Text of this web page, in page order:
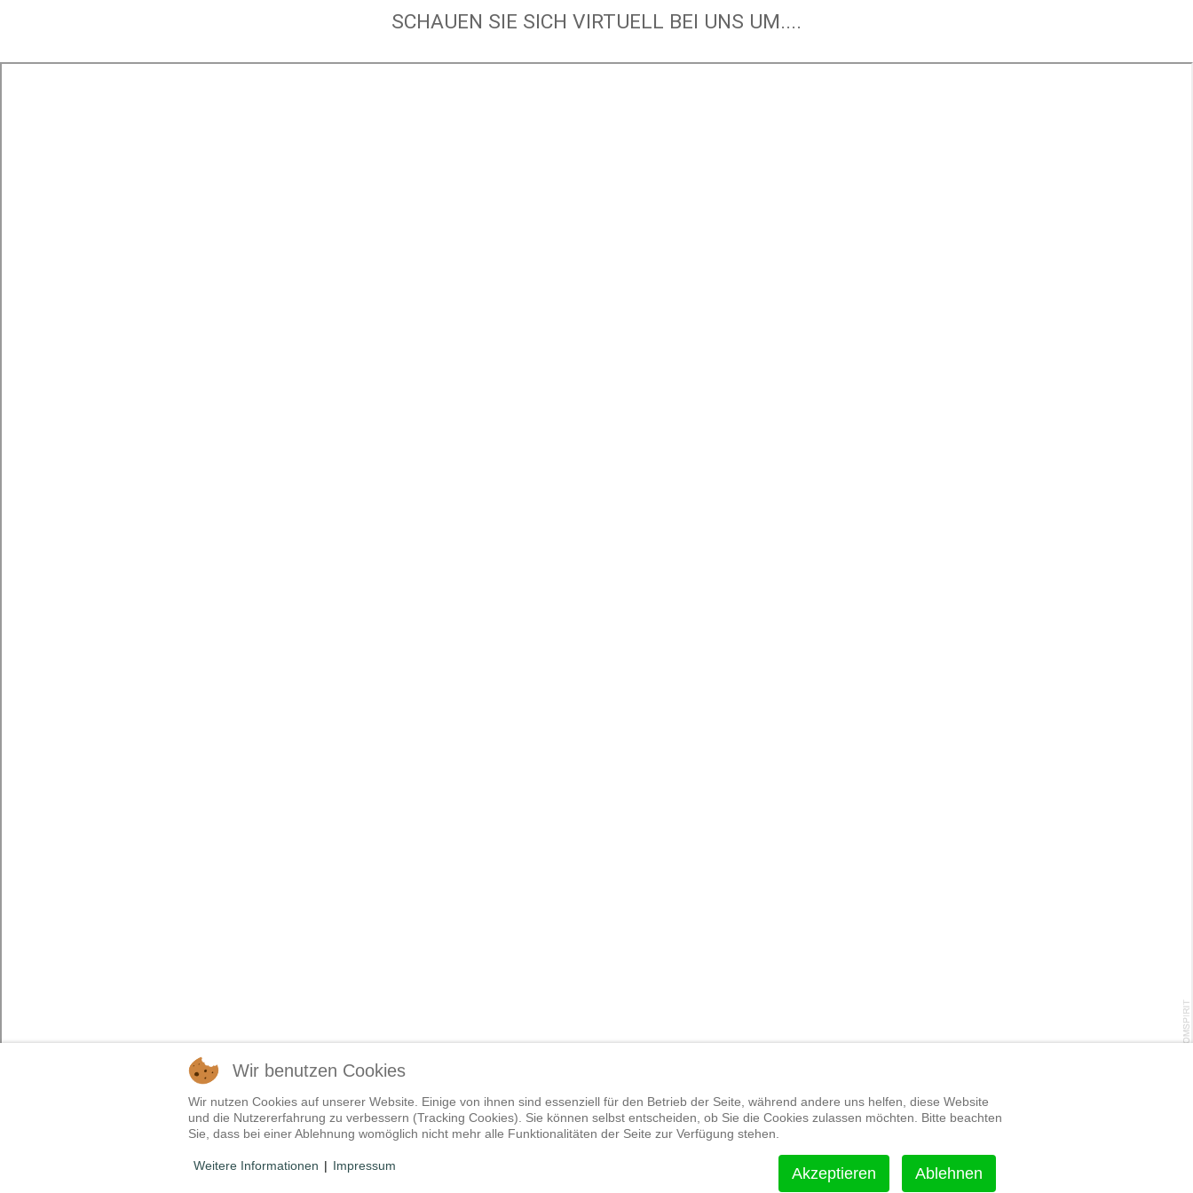
SCHAUEN SIE SICH VIRTUELL BEI UNS UM....
Impressum Links
Pferdehof Will | Hans- Jürgen Will | Brigitte Will | Gothenweg 14 | 17419 Seebad Ahlbeck
Wir benutzen Cookies
Wir nutzen Cookies auf unserer Website. Einige von ihnen sind essenziell für den Betrieb der Seite, während andere uns helfen, diese Website
und die Nutzererfahrung zu verbessern (Tracking Cookies). Sie können selbst entscheiden, ob Sie die Cookies zulassen möchten. Bitte beachten
Sie, dass bei einer Ablehnung womöglich nicht mehr alle Funktionalitäten der Seite zur Verfügung stehen.
Akzeptieren Ablehnen
Weitere Informationen | Impressum